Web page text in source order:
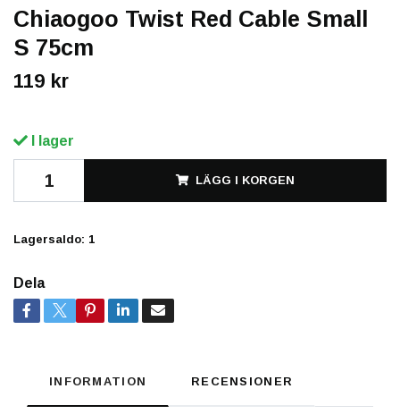
Chiaogoo Twist Red Cable Small
S 75cm
119 kr
I lager
LÄGG I KORGEN
Lagersaldo: 1
Dela
INFORMATION RECENSIONER